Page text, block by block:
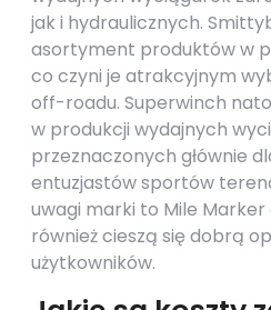
jak i hydraulicznych.
asortyment produktów w
co czyni je atrakcyjnym
off-roadu. Superwinch
w produkcji wydajnych
przeznaczonych głównie
entuzjastów sportów
uwagi marki to Mile
również cieszą się dobrą
użytkowników.